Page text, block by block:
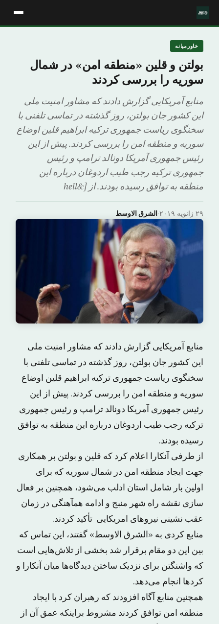
خاورمیانه
بولتن و قلین «منطقه امن» در شمال
سوریه را بررسی کردند
منابع آمریکایی گزارش دادند که مشاور امنیت ملی
این کشور جان بولتن، روز گذشته در تماسی تلفنی با
سخنگوی ریاست جمهوری ترکیه ابراهیم قلین اوضاع
سوریه و منطقه امن را بررسی کردند. پیش از این
رئیس جمهوری آمریکا دونالد ترامپ و رئیس
جمهوری ترکیه رجب طیب اردوغان درباره این
منطقه به توافق رسیده بودند. از [&hell
الشرق الاوسط· ۲۹ ژانویه ۲۰۱۹
منابع آمریکایی گزارش دادند که مشاور امنیت ملی
این کشور جان بولتن، روز گذشته در تماسی تلفنی با
سخنگوی ریاست جمهوری ترکیه ابراهیم قلین اوضاع
سوریه و منطقه امن را بررسی کردند. پیش از این
رئیس جمهوری آمریکا دونالد ترامپ و رئیس جمهوری
ترکیه رجب طیب اردوغان درباره این منطقه به توافق
رسیده بودند.
از طرفی آنکارا اعلام کرد که قلین و بولتن بر همکاری
جهت ایجاد منطقه امن در شمال سوریه که برای
اولین بار شامل استان ادلب می‌شود، همچنین بر فعال
سازی نقشه راه شهر منبج و ادامه همآهنگی در زمان
عقب نشینی نیروهای امریکایی تأکید کردند.
منابع کردی به «الشرق الاوسط» گفتند، این تماس که
بین این دو مقام برقرار شد بخشی از تلاش‌هایی است
که واشنگتن برای نزدیک ساختن دیدگاه‌ها میان آنکارا و
کردها انجام می‌دهد.
همچنین منابع آگاه افزودند که رهبران کرد با ایجاد
منطقه امن توافق کردند مشروط براینکه عمق آن از